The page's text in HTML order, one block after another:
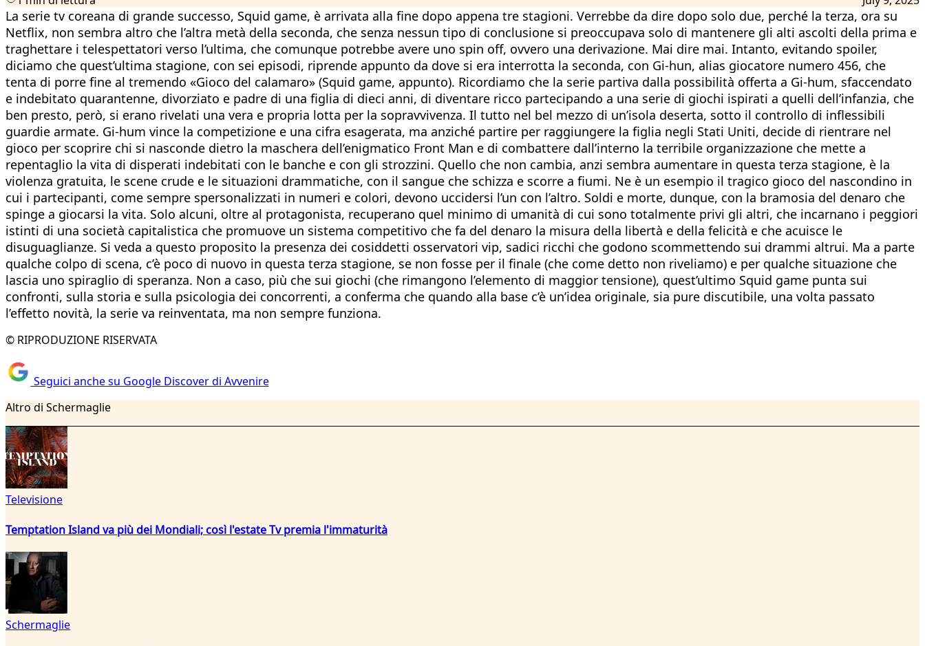
La serie tv coreana di grande successo, Squid game, è arrivata alla fine dopo appena tre stagioni. Verrebbe da dire dopo solo due, perché la terza, ora su
Netflix, non sembra altro che l’altra metà della seconda, che senza nessun tipo di conclusione si preoccupava solo di mantenere gli alti ascolti della prima e
traghettare i telespettatori verso l’ultima, che comunque potrebbe avere uno spin off, ovvero una derivazione. Mai dire mai. Intanto, evitando spoiler,
diciamo che quest’ultima stagione, con sei episodi, riprende appunto da dove si era interrotta la seconda, con Gi-hun, alias giocatore numero 456, che
tenta di porre fine al tremendo «Gioco del calamaro» (Squid game, appunto). Ricordiamo che la serie partiva dalla possibilità offerta a Gi-hum, sfaccendato
e indebitato quarantenne, divorziato e padre di una figlia di dieci anni, di diventare ricco partecipando a una serie di giochi ispirati a quelli dell’infanzia, che
ben presto, però, si erano rivelati una vera e propria lotta per la sopravvivenza. Il tutto nel bel mezzo di un’isola deserta, sotto il controllo di inflessibili
guardie armate. Gi-hum vince la competizione e una cifra esagerata, ma anziché partire per raggiungere la figlia negli Stati Uniti, decide di rientrare nel
gioco per scoprire chi si nasconde dietro la maschera dell’enigmatico Front Man e di combattere dall’interno la terribile organizzazione che mette a
repentaglio la vita di disperati indebitati con le banche e con gli strozzini. Quello che non cambia, anzi sembra aumentare in questa terza stagione, è la
violenza gratuita, le scene crude e le situazioni drammatiche, con il sangue che schizza e scorre a fiumi. Ne è un esempio il tragico gioco del nascondino in
cui i partecipanti, come sempre spersonalizzati in numeri e colori, devono uccidersi l’un con l’altro. Soldi e morte, dunque, con la bramosia del denaro che
spinge a giocarsi la vita. Solo alcuni, oltre al protagonista, recuperano quel minimo di umanità di cui sono totalmente privi gli altri, che incarnano i peggiori
istinti di una società capitalistica che promuove un sistema competitivo che fa del denaro la misura della libertà e della felicità e che acuisce le
disuguaglianze. Si veda a questo proposito la presenza dei cosiddetti osservatori vip, sadici ricchi che godono scommettendo sui drammi altrui. Ma a parte
qualche colpo di scena, c’è poco di nuovo in questa terza stagione, se non fosse per il finale (che come detto non riveliamo) e per qualche situazione che
lascia uno spiraglio di speranza. Non a caso, più che sui giochi (che rimangono l’elemento di maggior tensione), quest’ultimo Squid game punta sui
confronti, sulla storia e sulla psicologia dei concorrenti, a conferma che quando alla base c’è un’idea originale, sia pure discutibile, una volta passato
l’effetto novità, la serie va reinventata, ma non sempre funziona.
© RIPRODUZIONE RISERVATA
Seguici anche su Google Discover di Avvenire
Altro di Schermaglie
Televisione
Temptation Island va più dei Mondiali; così l'estate Tv premia l'immaturità
Schermaglie